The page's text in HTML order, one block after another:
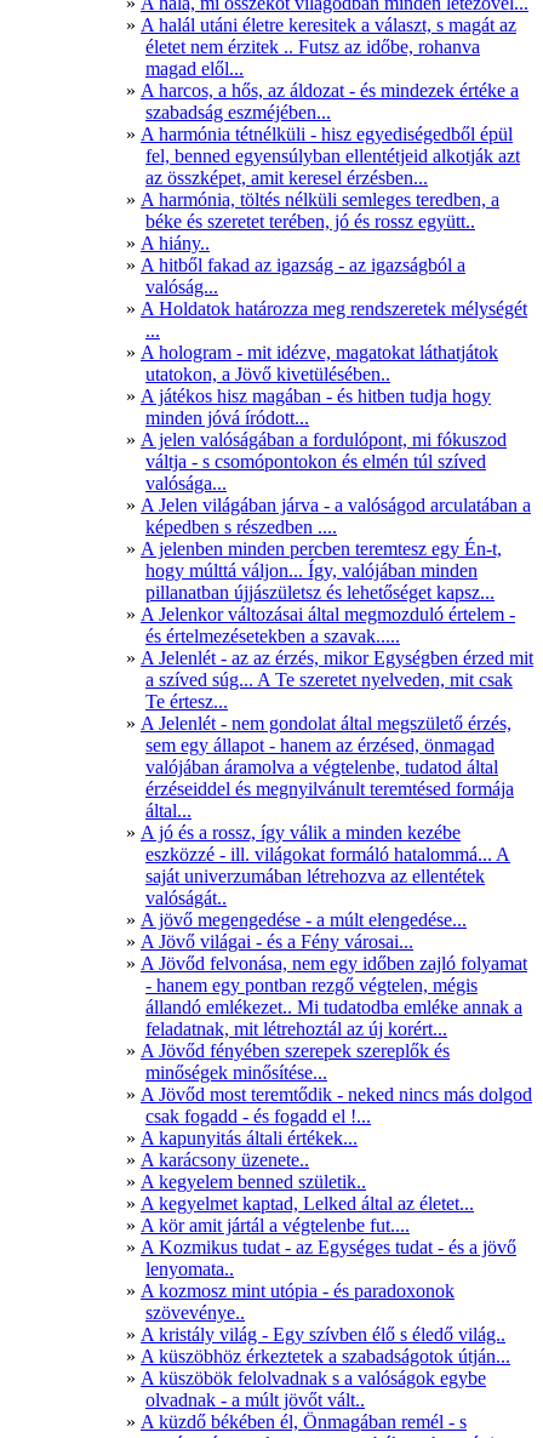
A halál utáni életre keresitek a választ, s magát az
életet nem érzitek .. Futsz az időbe, rohanva
magad elől...
A harcos, a hős, az áldozat - és mindezek értéke a
szabadság eszméjében...
A harmónia tétnélküli - hisz egyediségedből épül
fel, benned egyensúlyban ellentétjeid alkotják azt
az összképet, amit keresel érzésben...
A harmónia, töltés nélküli semleges teredben, a
béke és szeretet terében, jó és rossz együtt..
A hiány..
A hitből fakad az igazság - az igazságból a
valóság...
A Holdatok határozza meg rendszeretek mélységét
...
A hologram - mit idézve, magatokat láthatjátok
utatokon, a Jövő kivetülésében..
A játékos hisz magában - és hitben tudja hogy
minden jóvá íródott...
A jelen valóságában a fordulópont, mi fókuszod
váltja - s csomópontokon és elmén túl szíved
valósága...
A Jelen világában járva - a valóságod arculatában a
képedben s részedben ....
A jelenben minden percben teremtesz egy Én-t,
hogy múlttá váljon... Így, valójában minden
pillanatban újjászületsz és lehetőséget kapsz...
A Jelenkor változásai által megmozduló értelem -
és értelmezésetekben a szavak.....
A Jelenlét - az az érzés, mikor Egységben érzed mit
a szíved súg... A Te szeretet nyelveden, mit csak
Te értesz...
A Jelenlét - nem gondolat által megszülető érzés,
sem egy állapot - hanem az érzésed, önmagad
valójában áramolva a végtelenbe, tudatod által
érzéseiddel és megnyilvánult teremtésed formája
által...
A jó és a rossz, így válik a minden kezébe
eszközzé - ill. világokat formáló hatalommá... A
saját univerzumában létrehozva az ellentétek
valóságát..
A jövő megengedése - a múlt elengedése...
A Jövő világai - és a Fény városai...
A Jövőd felvonása, nem egy időben zajló folyamat
- hanem egy pontban rezgő végtelen, mégis
állandó emlékezet.. Mi tudatodba emléke annak a
feladatnak, mit létrehoztál az új korért...
A Jövőd fényében szerepek szereplők és
minőségek minősítése...
A Jövőd most teremtődik - neked nincs más dolgod
csak fogadd - és fogadd el !...
A kapunyitás általi értékek...
A karácsony üzenete..
A kegyelem benned születik..
A kegyelmet kaptad, Lelked által az életet...
A kör amit jártál a végtelenbe fut....
A Kozmikus tudat - az Egységes tudat - és a jövő
lenyomata..
A kozmosz mint utópia - és paradoxonok
szövevénye..
A kristály világ - Egy szívben élő s éledő világ..
A küszöbhöz érkeztetek a szabadságotok útján...
A küszöbök felolvadnak s a valóságok egybe
olvadnak - a múlt jövőt vált..
A küzdő békében él, Önmagában remél - s